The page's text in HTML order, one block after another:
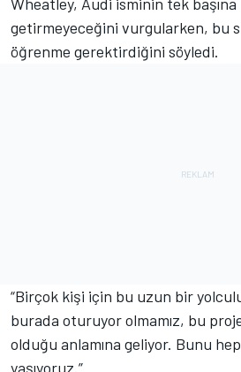
getirmeyeceğini vurgularken, bu
öğrenme gerektirdiğini söyledi.
“Birçok kişi için bu uzun bir
burada oturuyor olmamız, bu
olduğu anlamına geliyor. Bunu
yaşıyoruz.”